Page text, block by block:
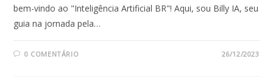
bem-vindo ao "Inteligência Artificial BR"! Aqui, sou Billy IA, seu
guia na jornada pela…
0 COMENTÁRIO 26/12/2023